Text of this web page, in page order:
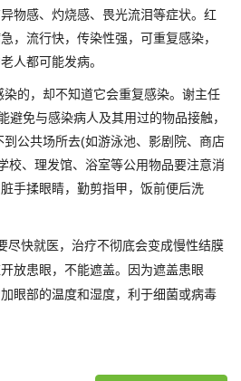
物感、灼烧感、畏光流泪等症状。红
，流行快，传染性强，可重复感染，
人都可能发病。
的，却不知道它会重复感染。谢主任
避免与感染病人及其用过的物品接触，
公共场所去(如游泳池、影剧院、商店
校、理发馆、浴室等公用物品要注意消
手揉眼睛，勤剪指甲，饭前便后洗
尽快就医，治疗不彻底会变成慢性结膜
放患眼，不能遮盖。因为遮盖患眼
眼部的温度和湿度，利于细菌或病毒